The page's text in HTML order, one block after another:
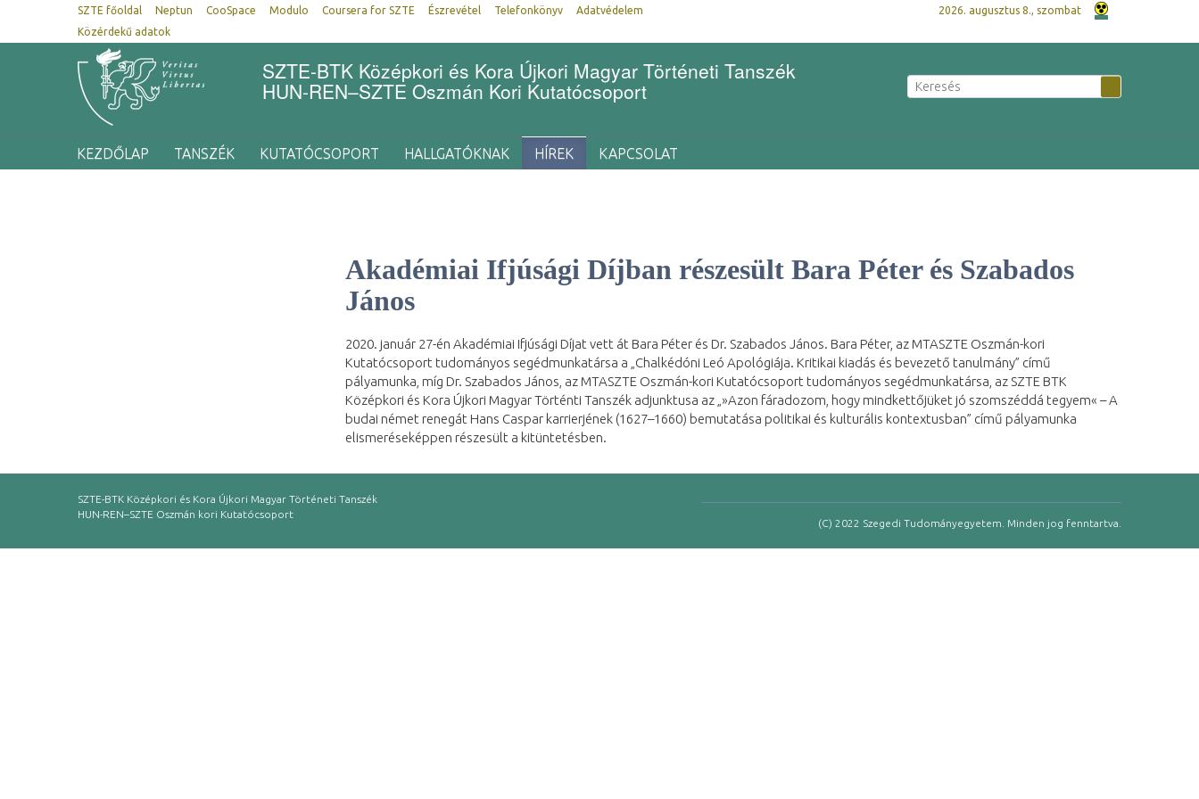
SZTE főoldal Neptun CooSpace Modulo Coursera for SZTE Észrevétel Telefonkönyv
Adatvédelem
Közérdekű adatok
2026. augusztus 8., szombat
SZTE-BTK Középkori és Kora Újkori Magyar Történeti Tanszék
HUN-REN–SZTE Oszmán Kori Kutatócsoport
KEZDŐLAP TANSZÉK KUTATÓCSOPORT HALLGATÓKNAK HÍREK KAPCSOLAT
Akadémiai Ifjúsági Díjban részesült Bara Péter és Szabados
János
2020. január 27-én Akadémiai Ifjúsági Díjat vett át Bara Péter és Dr. Szabados János. Bara Péter, az MTASZTE Oszmán-kori
Kutatócsoport tudományos segédmunkatársa a „Chalkédóni Leó Apológiája. Kritikai kiadás és bevezető tanulmány” című
pályamunka, míg Dr. Szabados János, az MTASZTE Oszmán-kori Kutatócsoport tudományos segédmunkatársa, az SZTE BTK
Középkori és Kora Újkori Magyar Történti Tanszék adjunktusa az „»Azon fáradozom, hogy mindkettőjüket jó szomszéddá tegyem« – A
budai német renegát Hans Caspar karrierjének (1627–1660) bemutatása politikai és kulturális kontextusban” című pályamunka
elismeréseképpen részesült a kitüntetésben.
SZTE-BTK Középkori és Kora Újkori Magyar Történeti Tanszék
HUN-REN–SZTE Oszmán kori Kutatócsoport
(C) 2022 Szegedi Tudományegyetem. Minden jog fenntartva.